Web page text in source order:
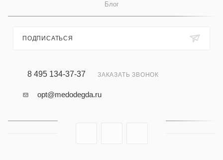
Блог
ПОДПИСАТЬСЯ
8 495 134-37-37 ЗАКАЗАТЬ ЗВОНОК
opt@medodegda.ru